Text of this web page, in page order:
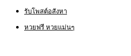
รับโพสต์อสังหา
หวยฟรี หวยแม่นๆ